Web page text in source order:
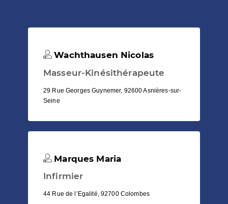
Wachthausen Nicolas
Masseur-Kinésithérapeute
29 Rue Georges Guynemer, 92600 Asnières-sur-
Seine
Marques Maria
Infirmier
44 Rue de l’Egalité, 92700 Colombes